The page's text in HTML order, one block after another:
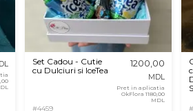
Set Cadou - Cutie
cu Dulciuri si IceTea
#4459
1200,00
MDL
Pret in aplicatia
OkFlora 1180,00
MDL